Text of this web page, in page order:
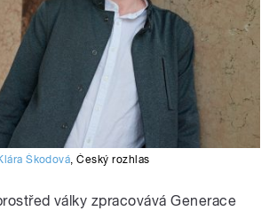
Škodová,Český rozhlas
války zpracovává Generace